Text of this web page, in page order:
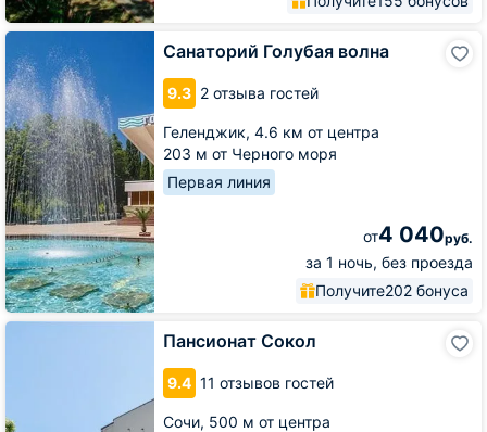
Санаторий Голубая волна
9.3 2 отзыва гостей
Геленджик, 4.6 км от центра
203 м от Черного моря
Первая линия
от4 040руб.
за 1 ночь, без проезда
Получите202 бонуса
Санаторий
Голубая
волна
Пансионат Сокол
9.4 11 отзывов гостей
Сочи, 500 м от центра
Пансионат